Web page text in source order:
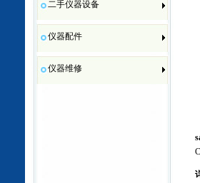
二手仪器设备
仪器配件
仪器维修